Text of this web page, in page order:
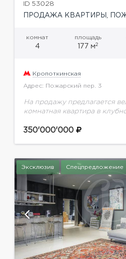
ID 53028
ПРОДАЖА КВАРТИРЫ,
комнат
4
площадь
177 м2
Кропоткинская
Адрес: Пожарский пер. 3
На продажу предлагается
комнатная квартира в
Остоженки. Квартира
350'000'000
Эксклюзив Спецпредложение